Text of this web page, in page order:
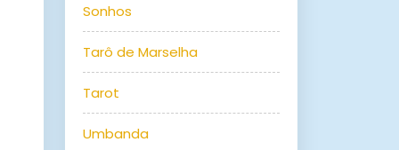
Sonhos
Tarô de Marselha
Tarot
Umbanda